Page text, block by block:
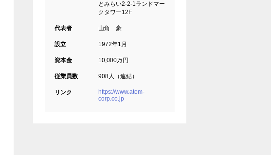
とみらい2-2-1ランドマー
クタワー12F
代表者 山角 豪
設立 1972年1月
資本金 10,000万円
従業員数 908人（連結）
リンク
https://www.atom-
corp.co.jp